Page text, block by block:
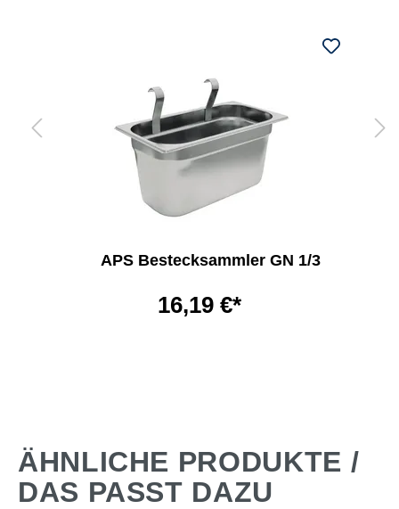
APS Bestecksammler GN 1/3
16,19 €*
ÄHNLICHE PRODUKTE /
DAS PASST DAZU